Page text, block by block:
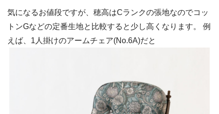
気になるお値段ですが、穂高はCランクの張地なのでコッ
トンGなどの定番生地と比較すると少し高くなります。 例
えば、1人掛けのアームチェア(No.6A)だと